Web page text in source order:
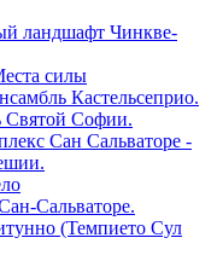
ландшафт Чинкве-
силы
Кастельсеприо.
Святой Софии.
Сан Сальваторе -
Сальваторе.
(Темпието Сул